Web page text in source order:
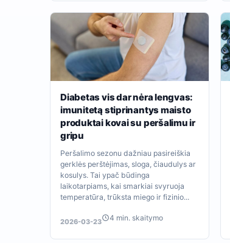
Diabetas vis dar nėra lengvas:
imunitetą stiprinantys maisto
produktai kovai su peršalimu ir
gripu
Peršalimo sezonu dažniau pasireiškia
gerklės perštėjimas, sloga, čiaudulys ar
kosulys. Tai ypač būdinga
laikotarpiams, kai smarkiai svyruoja
temperatūra, trūksta miego ir fizinio...
2026-03-23 4 min. skaitymo